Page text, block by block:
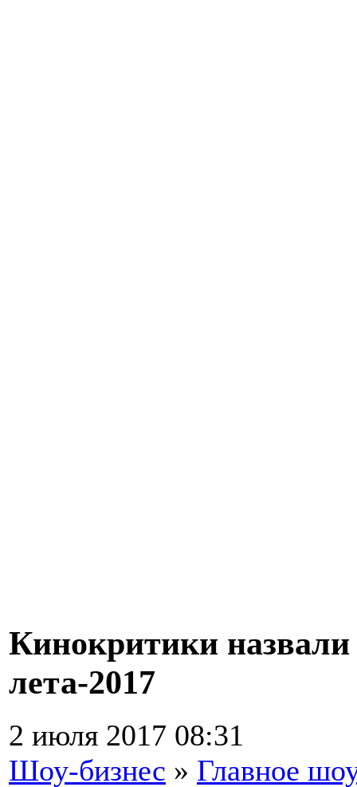
Кинокритики
лета-2017
2 июля 2017 08:31
Шоу-бизнес » Главное